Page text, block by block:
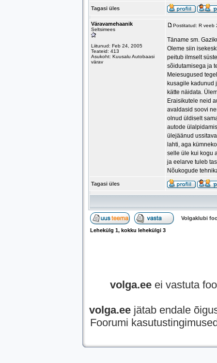
Tagasi üles
Väravamehaanik
Seltsimees
Liitunud: Feb 24, 2005
Teateid: 413
Asukoht: Kuusalu Autobaasi
värav
Postitatud: R veeb
Täname sm.
Oleme siin
peitub ilmselt
sõidutamisega ja
Meiesugused
kusagile kadunud
kätte näidata.
Eraisikutele neid
avaldasid soovi
olnud üldiselt
autode
ülejäänud
lahti, aga
selle üle kui kogu
ja eelarve tuleb
Nõukogude
Tagasi üles
Volgaklubi
Lehekülg 1, kokku lehekülgi 3
volga.eeei vastuta
volga.ee jätab endale
Foorumi